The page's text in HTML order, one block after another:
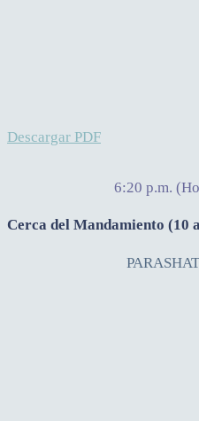
Descargar PDF
6:20 p.m.
Cerca del Mandamiento (10